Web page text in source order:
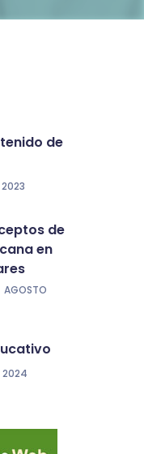
de
2023
de
en
AGOSTO
2024